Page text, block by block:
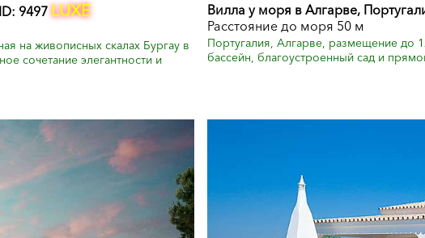
ID: 9497 LUXE
на живописных скалах Бургау в
сочетание элегантности и
Вилла у моря в Алгарве,
Расстояние до моря 50 м
Португалия, Алгарве, размещение до
бассейн, благоустроенный сад и